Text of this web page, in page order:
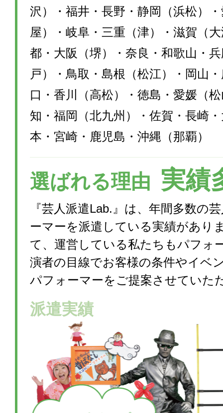
沢）・福井・長野・静岡（浜松）
屋）・岐阜・三重（津）・滋賀（
都・大阪（堺）・奈良・和歌山・
戸）・鳥取・島根（松江）・岡山
口・香川（高松）・徳島・愛媛（
知・福岡（北九州）・佐賀・長崎
本・宮崎・鹿児島・沖縄（那覇）
選ばれる理由 実績
『芸人派遣Lab.』は、年間多数の
ーマーを派遣している実績があり
て、運営している私たちもパフォ
演者の目線でお客様の条件やイベ
パフォーマーをご提案させていた
派遣実績